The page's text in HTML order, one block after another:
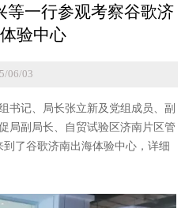
等一行参观考察谷歌济
验中心
06/03
书记、局长张立新及党组成员、副
局副局长、自贸试验区济南片区管
了谷歌济南出海体验中心，详细